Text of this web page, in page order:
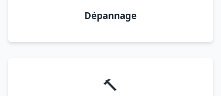
Dépannage
🔨